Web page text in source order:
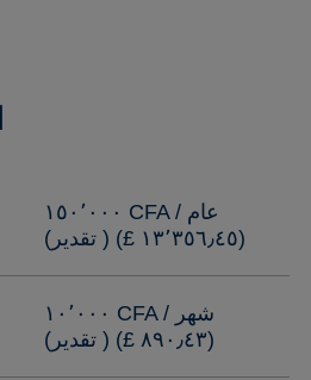
١٥٠٬٠٠٠ CFA / عام
(١٣٬٣٥٦٫٤٥ £) ( تقدير)
١٠٬٠٠٠ CFA / شهر
(٨٩٠٫٤٣ £) ( تقدير)